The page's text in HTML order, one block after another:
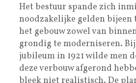
Het bestuur spande zich
noodzakelijke gelden bijeen
het gebouw zowel van
grondig te moderniseren.
jubileum in 1921 wilde men
deze verbouw afgerond